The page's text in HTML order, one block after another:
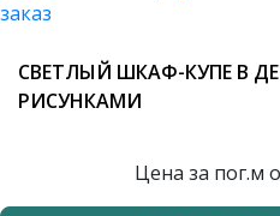
СВЕТЛЫЙ ШКАФ-КУПЕ В
РИСУНКАМИ
Цена за пог.м